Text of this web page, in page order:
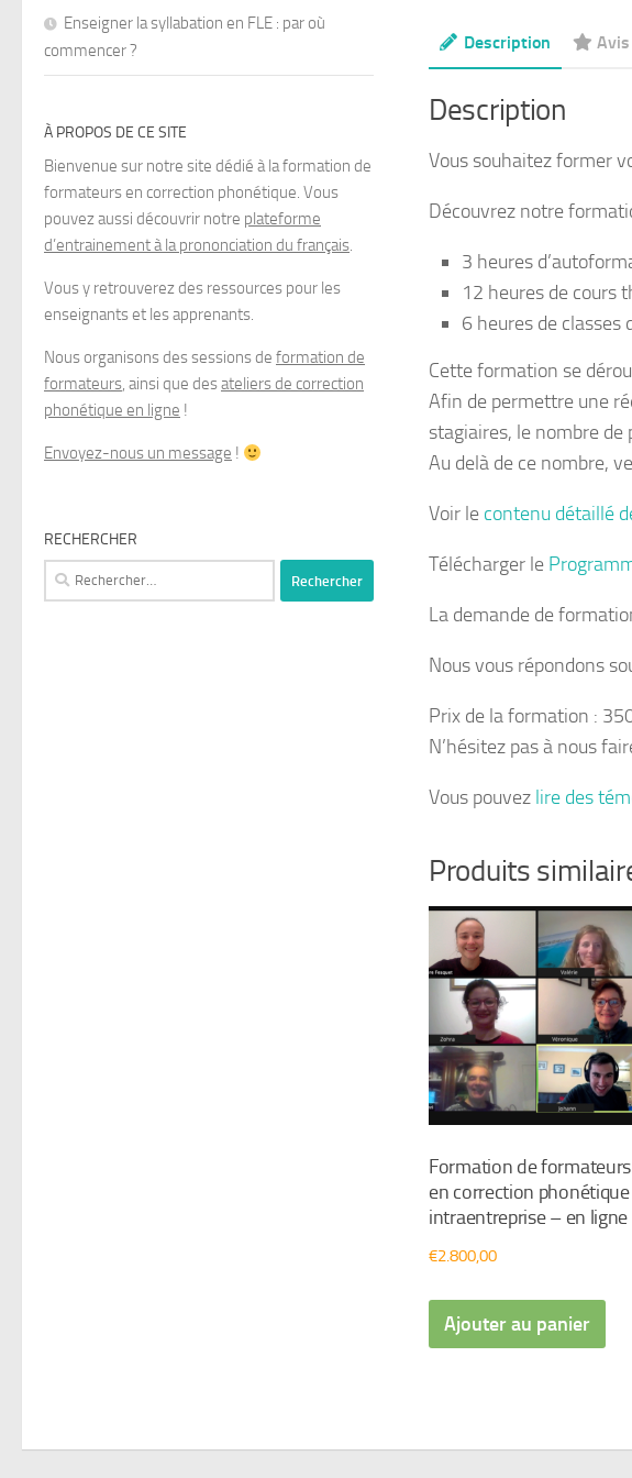
Description
Description
Vous souhaitez former
Découvrez notre
3 heures
12 heures de cours
6 heures de classes
Cette formation se
Afin de permettre une
stagiaires, le nombre
Au delà de ce nombre,
Voir le contenu détaillé
Télécharger le
La demande de
Nous vous répondons
Prix de la formation :
N’hésitez pas à nous
Vous pouvez lire des
Produits
Formation de formateurs
en correction phonétique
intraentreprise – en ligne
€2.800,00
Ajouter au panier
Enseigner la syllabation en FLE : par où
commencer ?
À PROPOS DE CE SITE
Bienvenue sur notre site dédié à la formation de
formateurs en correction phonétique. Vous
pouvez aussi découvrir notre plateforme
d’entrainement à la prononciation du français.
Vous y retrouverez des ressources pour les
enseignants et les apprenants.
Nous organisons des sessions de formation de
formateurs, ainsi que desateliers de correction
phonétique en ligne !
Envoyez-nous un message !
RECHERCHER
Rechercher :